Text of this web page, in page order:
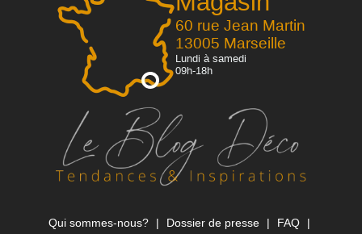
60 rue Jean Martin
13005 Marseille
Lundi à samedi
09h-18h
Qui sommes-nous? Dossier de presse FAQ